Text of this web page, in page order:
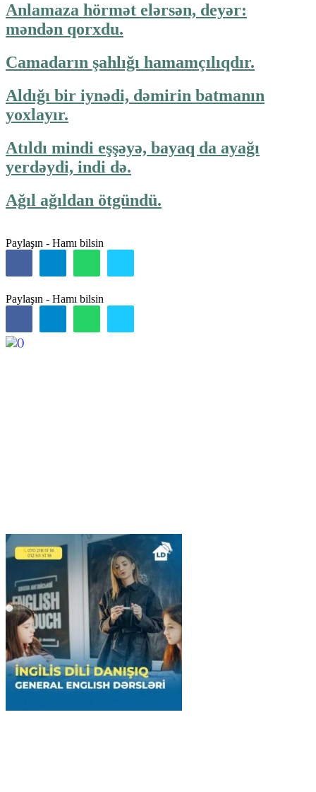
Anlamaza hörmət elərsən, deyər:
məndən qorxdu.
Camadarın şahlığı hamamçılıqdır.
Aldığı bir iynədi, dəmirin batmanın
yoxlayır.
Atıldı mindi eşşəyə, bayaq da ayağı
yerdəydi, indi də.
Ağıl ağıldan ötgündü.
Paylaşın - Hamı bilsin
Paylaşın - Hamı bilsin